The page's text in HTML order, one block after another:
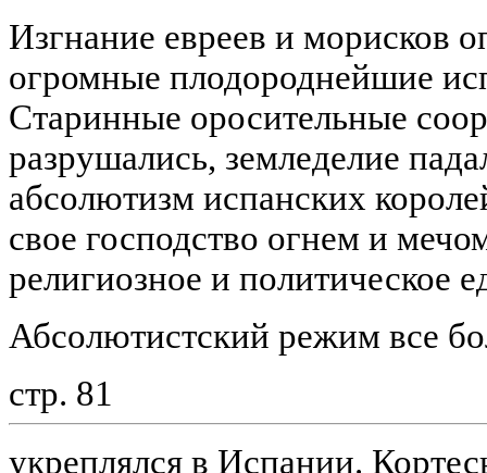
Изгнание евреев и морисков
огромные плодороднейшие
Старинные оросительные
разрушались, земледелие
абсолютизм испанских
свое господство огнем и
религиозное и политическое
Абсолютистский режим все
стр. 81
укреплялся в Испании.